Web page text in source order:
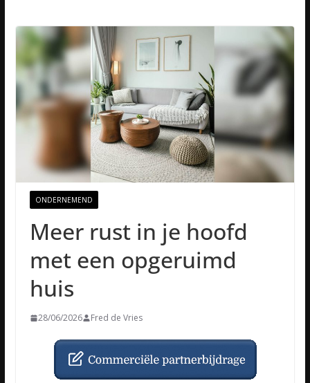
ONDERNEMEND
Meer rust in je hoofd
met een opgeruimd
huis
28/06/2026 Fred de Vries